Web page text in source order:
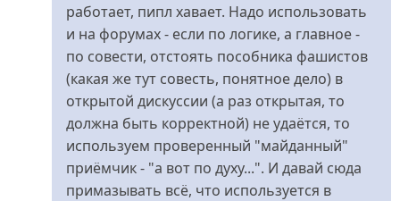
работает, пипл хавает. Надо использовать
и на форумах - если по логике, а главное -
по совести, отстоять пособника фашистов
(какая же тут совесть, понятное дело) в
открытой дискуссии (а раз открытая, то
должна быть корректной) не удаётся, то
используем проверенный "майданный"
приёмчик - "а вот по духу...". И давай сюда
примазывать всё, что используется в